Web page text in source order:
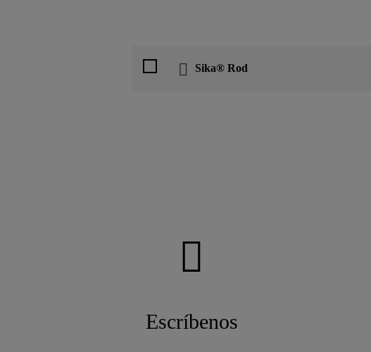
Sika® Rod
Escríbenos